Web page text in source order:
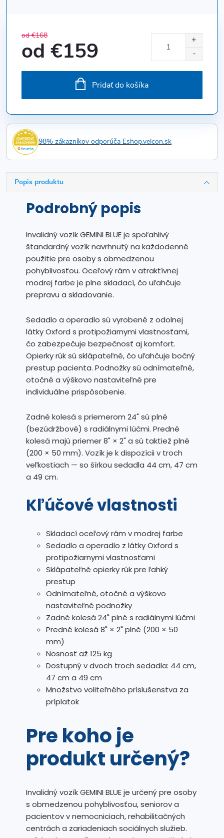
od €168
od €159
Pridať do košíka
98% zákazníkov odporúča Eshop.velcon.sk
Popis produktu
Podrobný popis
Invalidný vozík GEMINI BLUE je spoľahlivý
štandardný vozík navrhnutý na každodenné
použitie pre osoby s obmedzenou
pohyblivosťou. Oceľový rám v atraktívnej
modrej farbe je plne skladací, čo uľahčuje
prepravu a skladovanie.
Sedadlo a operadlo sú vyrobené z odolnej
látky Oxford s protipožiarnymi vlastnosťami,
čo zabezpečuje bezpečnosť aj komfort.
Opierky rúk sú sklápateľné, čo uľahčuje bočný
prestup pacienta. Podnožky sú odnímateľné,
otočné a výškovo nastaviteľné pre
individuálne prispôsobenie.
Zadné kolesá s priemerom 24" sú plné
(bezúdržbové) s radiálnymi lúčmi. Predné
kolesá majú priemer 8" × 2" a sú taktiež plné
(200 × 50 mm). Vozík je k dispozícii v troch
veľkostiach — so šírkou sedadla 44 cm, 47 cm
a 49 cm.
Kľúčové vlastnosti
Skladací oceľový rám v modrej farbe
Sedadlo a operadlo z látky Oxford s
protipožiarnymi vlastnosťami
Sklápateľné opierky rúk pre ľahký
prestup
Odnímateľné, otočné a výškovo
nastaviteľné podnožky
Zadné kolesá 24" plné s radiálnymi lúčmi
Predné kolesá 8" × 2" plné (200 × 50
mm)
Nosnosť až 125 kg
Dostupný v dvoch troch sedadla: 44 cm,
47 cm a 49 cm
Množstvo voliteľného príslušenstva za
príplatok
Pre koho je
produkt určený?
Invalidný vozík GEMINI BLUE je určený pre osoby
s obmedzenou pohyblivosťou, seniorov a
pacientov v nemocniciach, rehabilitačných
centrách a zariadeniach sociálnych služieb.